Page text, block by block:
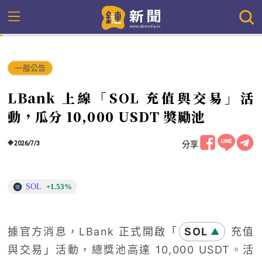
一般公告
LBank 上線「SOL 充值與交易」活
動，瓜分 10,000 USDT 獎勵池
2026/7/3 分享
SOL +1.53%
據官方消息，LBank 正式開啟「 SOL ▲
充值
與交易」活動，總獎池高達 10,000 USDT。活